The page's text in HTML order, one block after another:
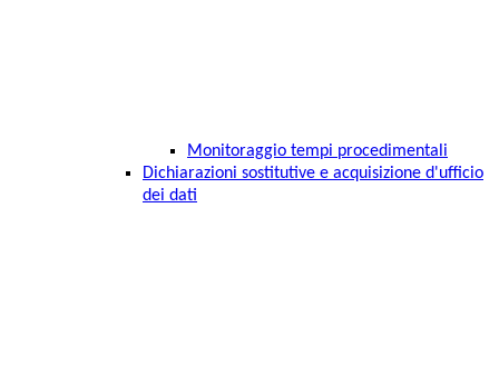
Monitoraggio tempi procedimentali
Dichiarazioni sostitutive e acquisizione d'ufficio
dei dati